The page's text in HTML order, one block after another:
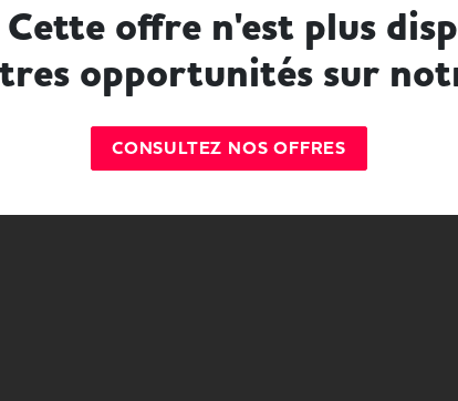
offre n'est plus
opportunités sur
CONSULTEZ NOS OFFRES